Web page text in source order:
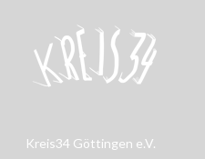
Kreis34 Göttingen e.V.